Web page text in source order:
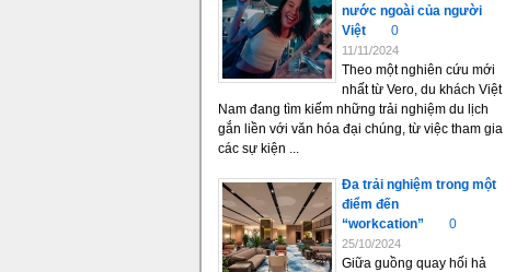
nước ngoài của người
Việt
0
11/11/2024
Theo một nghiên cứu mới
nhất từ Vero, du khách Việt
Nam đang tìm kiếm những trải nghiệm du lịch
gắn liền với văn hóa đại chúng, từ việc tham gia
các sự kiện ...
Đa trải nghiệm trong một
điểm đến
“workcation”
0
25/10/2024
Giữa guồng quay hối hả